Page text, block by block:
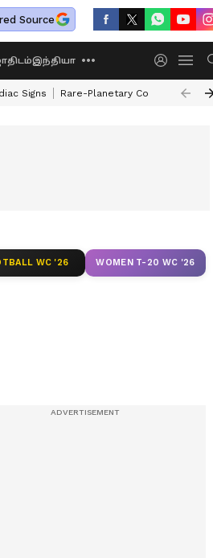
Source
இந்தியா
Signs Rare-Planetary Conjunction
WC '26 WOMEN T-20 WC '26